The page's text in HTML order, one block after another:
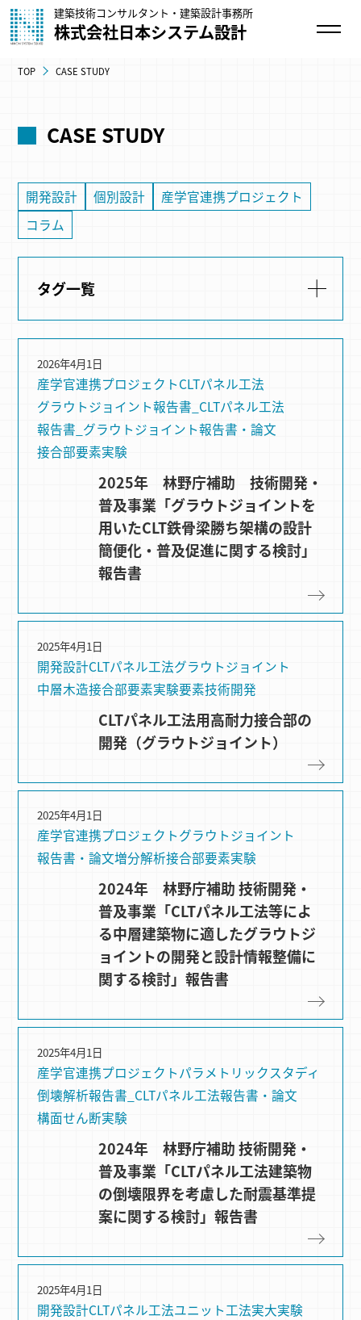
建築技術コンサルタント・建築設計事務所
株式会社日本システム設計
TOP CASE STUDY
CASE STUDY
開発設計 個別設計
産学官連携プロジェクト
コラム
タグ一覧
産学官連携プロジェクトCLTパネル⼯法
グラウトジョイント報告書_CLTパネル工法
報告書_グラウトジョイント報告書・論文
接合部要素実験
2026年4月1日
2025年 林野庁補助 技術開発・
普及事業「グラウトジョイントを
用いたCLT鉄骨梁勝ち架構の設計
簡便化・普及促進に関する検討」
報告書
開発設計CLTパネル⼯法グラウトジョイント
中層木造接合部要素実験要素技術開発
2025年4月1日
CLTパネル工法用高耐力接合部の
開発（グラウトジョイント）
産学官連携プロジェクトグラウトジョイント
報告書・論文増分解析接合部要素実験
2025年4月1日
2024年 林野庁補助 技術開発・
普及事業「CLTパネル工法等によ
る中層建築物に適したグラウトジ
ョイントの開発と設計情報整備に
関する検討」報告書
産学官連携プロジェクトパラメトリックスタディ
倒壊解析報告書_CLTパネル工法報告書・論文
構⾯せん断実験
2025年4月1日
2024年 林野庁補助 技術開発・
普及事業「CLTパネル工法建築物
の倒壊限界を考慮した耐震基準提
案に関する検討」報告書
開発設計CLTパネル⼯法ユニット工法実大実験
2025年4月1日